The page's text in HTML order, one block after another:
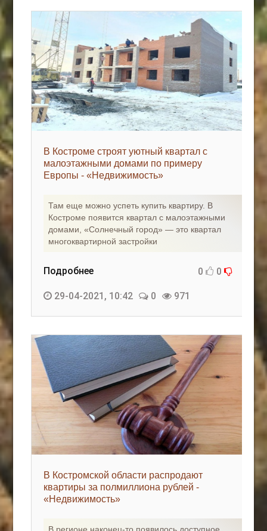
В Костроме строят уютный квартал с
малоэтажными домами по примеру
Европы - «Недвижимость»
Там еще можно успеть купить квартиру. В
Костроме появится квартал с малоэтажными
домами, «Солнечный город» — это квартал
многоквартирной застройки
Подробнее 0 0
29-04-2021, 10:42 0 971
В Костромской области распродают
квартиры за полмиллиона рублей -
«Недвижимость»